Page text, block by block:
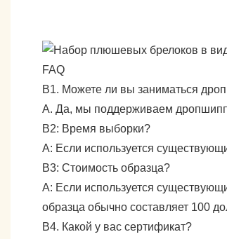
FAQ
В1. Можете ли вы заниматься
А. Да, мы поддерживаем
В2: Время выборки?
А: Если используется
В3: Стоимость образца?
А: Если используется
образца обычно составляет 100
В4. Какой у вас сертификат?